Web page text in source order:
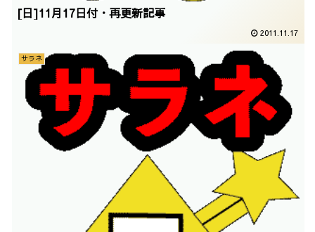
[日]11月17日付・再更新記事
2011.11.17
サラネ